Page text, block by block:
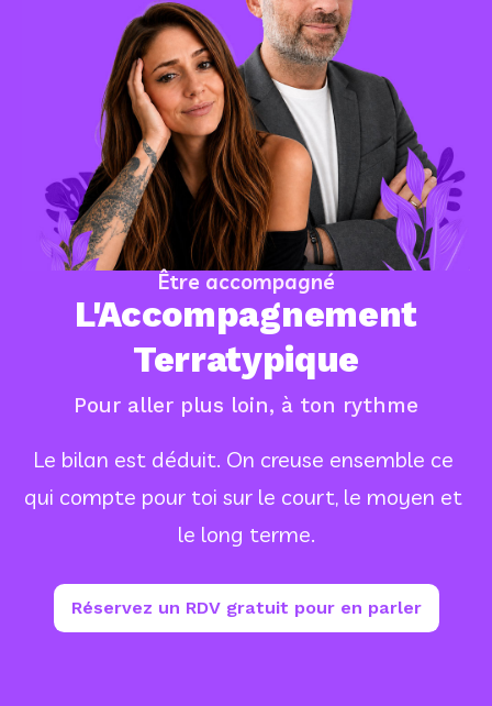
Être accompagné
L'Accompagnement
Terratypique
Pour aller plus loin, à ton rythme
Le bilan est déduit. On creuse ensemble ce
qui compte pour toi sur le court, le moyen et
le long terme.
Réservez un RDV gratuit pour en parler